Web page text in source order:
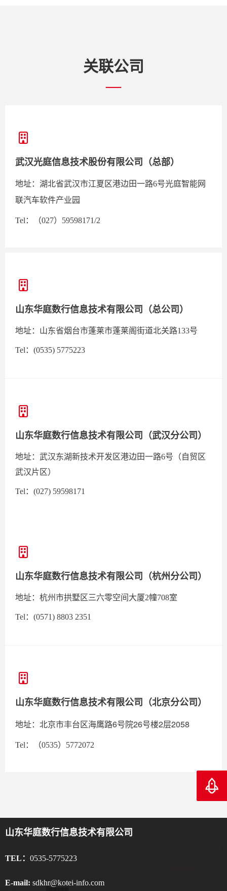
关联公司
—
武汉光庭信息技术股份有限公司（总部）
地址：湖北省武汉市江夏区港边田一路6号光庭智能网
联汽车软件产业园
Tel：（027）59598171/2
山东华庭数行信息技术有限公司（总公司）
地址：山东省烟台市蓬莱市蓬莱阁街道北关路133号
Tel：(0535) 5775223
山东华庭数行信息技术有限公司（武汉分公司）
地址：武汉东湖新技术开发区港边田一路6号（自贸区
武汉片区）
Tel：(027) 59598171
山东华庭数行信息技术有限公司（杭州分公司）
地址：杭州市拱墅区三六零空间大厦2幢708室
Tel：(0571) 8803 2351
山东华庭数行信息技术有限公司（北京分公司）
地址： 北京市丰台区海鹰路6号院26号楼2层2058
Tel：（0535）5772072
山东华庭数行信息技术有限公司
TEL： 0535-5775223
E-mail: sdkhr@kotei-info.com
返回顶